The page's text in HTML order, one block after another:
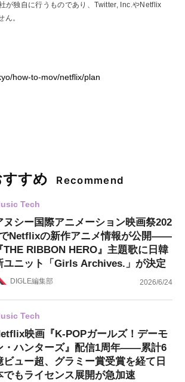
が独自に行うものであり、Twitter, Inc.やNetflix
。
how-to-mov/netflix/plan
すめ Recommend
Tech
ヌシー国際アニメーション映画祭202
Netflixの新作アニメ情報が公開——
THE RIBBON HERO』主題歌に日韓
ユニット「Girls Archives.」が決定
DIGLE編集部 2026/6/24
Tech
映画『K-POPガールズ！デーモ
・ハンターズ』配信1周年——累計6
ビュー超、グラミー賞受賞を経て日
でもライセンス展開が急加速